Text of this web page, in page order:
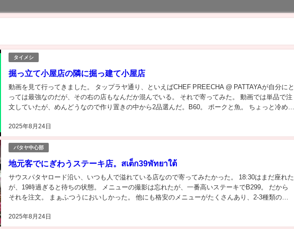
タイメシ
掘っ立て小屋店の隣に掘っ建て小屋店
2025年8月24日
動画を見て行ってきました。 タップラヤ通り、といえばCHEF PREECHA @ PATTAYAが自分にと
っては最強なのだが、その右の店もなんだか混んでいる。 それで寄ってみた。 動画では単品で注
文していたが、めんどうなので作り置きの中から2品選んだ。B60。 ポークと魚。 ちょっと冷めて
パタヤ中心部
地元客でにぎわうステーキ店。สเต็ก39พัทยาใต้
2025年8月24日
サウスパタヤロード沿い、いつも人で溢れている店なので寄ってみたかった。 18:30はまだ座れた
が、19時過ぎると待ちの状態。 メニューの撮影は忘れたが、一番高いステーキでB299。 だから
それを注文。 まぁふつうにおいしかった。 他にも格安のメニューがたくさんあり、2-3種類の肉